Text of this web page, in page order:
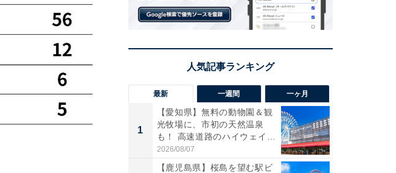
最新 一週間 一ヶ月
1
【愛知県】無料の動物園＆観
光牧場に、市初の天然温泉
も！ 高速道路のハイウェイオ
ア...
2026/08/07
【鹿児島県】桜島を望む駅ビ